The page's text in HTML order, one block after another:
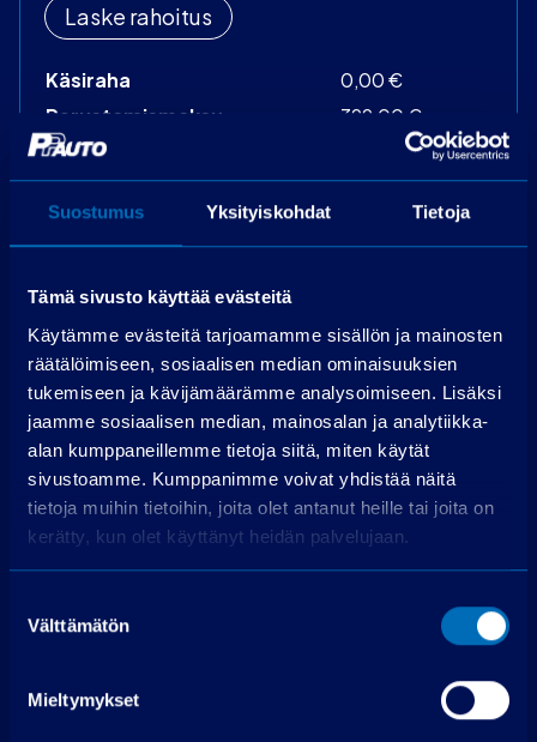
Suostumus Yksityiskohdat Tietoja
Tämä sivusto käyttää evästeitä
Käytämme evästeitä tarjoamamme sisällön ja mainosten
räätälöimiseen, sosiaalisen median ominaisuuksien
tukemiseen ja kävijämäärämme analysoimiseen. Lisäksi
jaamme sosiaalisen median, mainosalan ja analytiikka-
alan kumppaneillemme tietoja siitä, miten käytät
sivustoamme. Kumppanimme voivat yhdistää näitä
tietoja muihin tietoihin, joita olet antanut heille tai joita on
kerätty, kun olet käyttänyt heidän palvelujaan.
valinta
Välttämätön
Mieltymykset
Laske rahoitus
Käsiraha
0,00 €
Perustamismaksu
399,00 €
Rahoitettava osuus
60 499,00 €
Käsittelymaksu
19,00 €/kk
Korko
Todellinen vuosikorko
5,0 %
Luottokustannukset
9 397,49 €
Hae rahoitusta
Edellyttää myönteisen luottopäätöksen.
Ota yhteyttä